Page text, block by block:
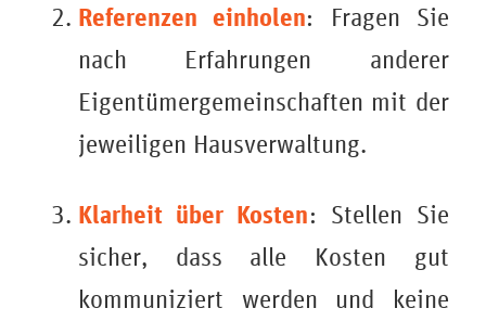
Referenzen einholen: Fragen Sie
nach Erfahrungen anderer
Eigentümergemeinschaften mit der
jeweiligen Hausverwaltung.
Klarheit über Kosten: Stellen Sie
sicher, dass alle Kosten gut
kommuniziert werden und keine